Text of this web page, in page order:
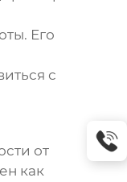
Его
с
от
как